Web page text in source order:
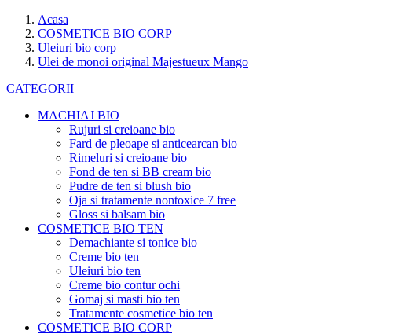
Acasa
COSMETICE BIO CORP
Uleiuri bio corp
Ulei de monoi original Majestueux Mango
CATEGORII
MACHIAJ BIO
Rujuri si creioane bio
Fard de pleoape si anticearcan bio
Rimeluri si creioane bio
Fond de ten si BB cream bio
Pudre de ten si blush bio
Oja si tratamente nontoxice 7 free
Gloss si balsam bio
COSMETICE BIO TEN
Demachiante si tonice bio
Creme bio ten
Uleiuri bio ten
Creme bio contur ochi
Gomaj si masti bio ten
Tratamente cosmetice bio ten
COSMETICE BIO CORP